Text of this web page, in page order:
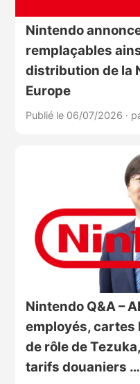
Nintendo
remplaçables
distribution de la
Europe
Publié le 06/07/2026 ·
Nintendo Q&A –
employés, cartes
de rôle de
tarifs douaniers …